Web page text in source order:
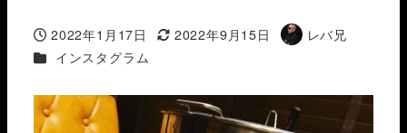
投稿日
2022年1月17日
更新日
2022年9月15日
著
レバ兄
カテゴリー
インスタグラム